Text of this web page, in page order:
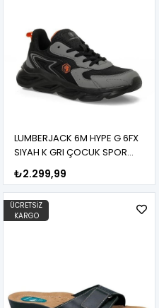
LUMBERJACK 6M HYPE G 6FX
SIYAH K GRI ÇOCUK SPOR
₺2.299,99
ÜCRETSIZ
KARGO